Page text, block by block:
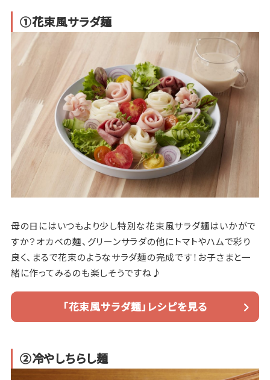
①花束風サラダ麺
母の日にはいつもより少し特別な花束風サラダ麺はいかがで
すか？オカベの麺、グリーンサラダの他にトマトやハムで彩り
良く、まるで花束のようなサラダ麺の完成です！お子さまと一
緒に作ってみるのも楽しそうですね♪
「花束風サラダ麺」レシピを見る
②冷やしちらし麺